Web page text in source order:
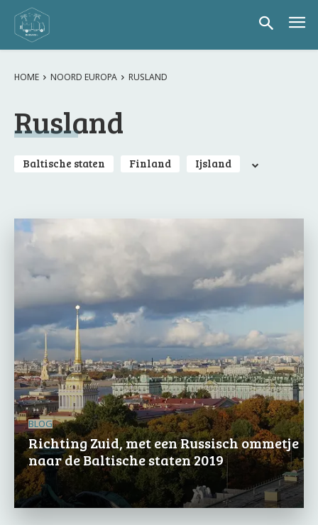
HOME NOORD EUROPA RUSLAND
Rusland
Baltische staten Finland Ijsland
BLOG
Richting Zuid, met een Russisch ommetje
naar de Baltische staten 2019